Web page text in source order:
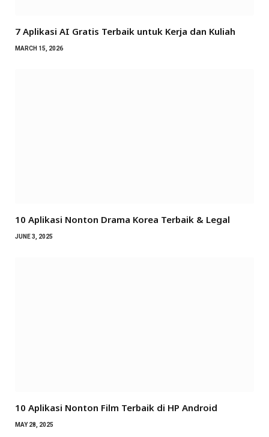
7 Aplikasi AI Gratis Terbaik untuk Kerja dan Kuliah
MARCH 15, 2026
10 Aplikasi Nonton Drama Korea Terbaik & Legal
JUNE 3, 2025
10 Aplikasi Nonton Film Terbaik di HP Android
MAY 28, 2025